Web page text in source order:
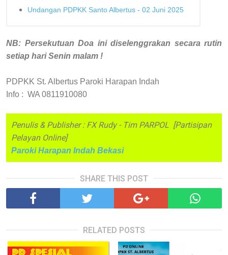
Undangan PDPKK Santo Albertus - 02 Juni 2025
NB: Persekutuan Doa ini diselenggrakan secara rutin
setiap hari Senin malam !
PDPKK St. Albertus Paroki Harapan Indah
Info : WA 0811910080
Penulis & Publisher : FX Rudy - Tim PARPOL [Partisipan
Pelayan Online]
Paroki Harapan Indah Bekasi
SHARE THIS POST
RELATED POSTS